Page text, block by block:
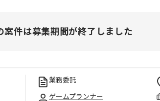
案件は募集期間が終了しました
業務委託
ゲームプランナー